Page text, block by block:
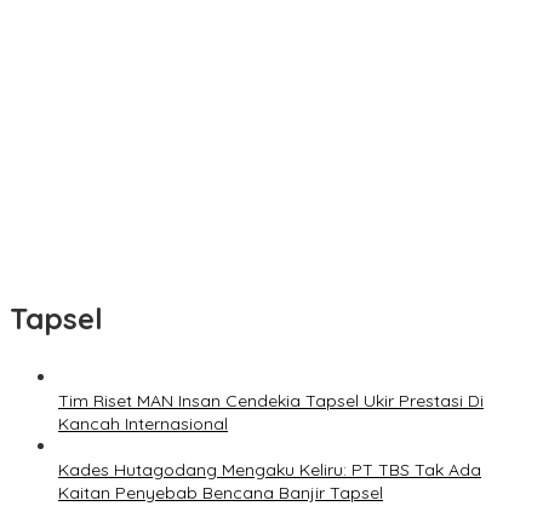
Tapsel
Tim Riset MAN Insan Cendekia Tapsel Ukir Prestasi Di
Kancah Internasional
Kades Hutagodang Mengaku Keliru: PT TBS Tak Ada
Kaitan Penyebab Bencana Banjir Tapsel